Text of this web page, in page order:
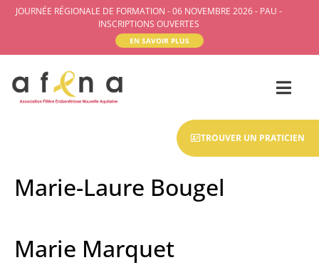
JOURNÉE RÉGIONALE DE FORMATION - 06 NOVEMBRE 2026 - PAU -
INSCRIPTIONS OUVERTES
EN SAVOIR PLUS
TROUVER UN PRATICIEN
Marie-Laure Bougel
Marie Marquet